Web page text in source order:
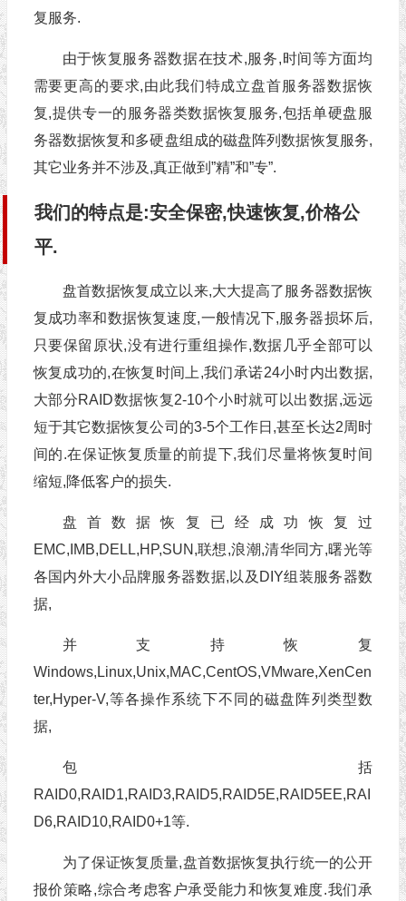
复服务.
由于恢复服务器数据在技术,服务,时间等方面均
需要更高的要求,由此我们特成立盘首服务器数据恢
复,提供专一的服务器类数据恢复服务,包括单硬盘服
务器数据恢复和多硬盘组成的磁盘阵列数据恢复服务,
其它业务并不涉及,真正做到”精”和”专”.
我们的特点是:安全保密,快速恢复,价格公
平.
盘首数据恢复成立以来,大大提高了服务器数据恢
复成功率和数据恢复速度,一般情况下,服务器损坏后,
只要保留原状,没有进行重组操作,数据几乎全部可以
恢复成功的,在恢复时间上,我们承诺24小时内出数据,
大部分RAID数据恢复2-10个小时就可以出数据,远远
短于其它数据恢复公司的3-5个工作日,甚至长达2周时
间的.在保证恢复质量的前提下,我们尽量将恢复时间
缩短,降低客户的损失.
盘首数据恢复已经成功恢复过
EMC,IMB,DELL,HP,SUN,联想,浪潮,清华同方,曙光等
各国内外大小品牌服务器数据,以及DIY组装服务器数
据,
并支持恢复
Windows,Linux,Unix,MAC,CentOS,VMware,XenCen
ter,Hyper-V,等各操作系统下不同的磁盘阵列类型数
据,
包括
RAID0,RAID1,RAID3,RAID5,RAID5E,RAID5EE,RAI
D6,RAID10,RAID0+1等.
为了保证恢复质量,盘首数据恢复执行统一的公开
报价策略,综合考虑客户承受能力和恢复难度.我们承